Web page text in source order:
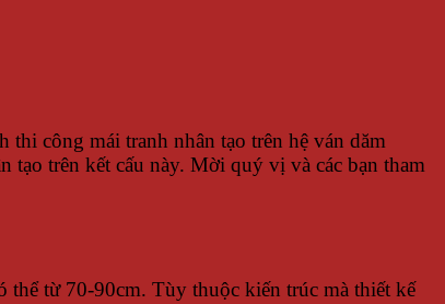
công mái tranh nhân tạo trên hệ ván dăm
trên kết cấu này. Mời quý vị và các bạn tham
thể từ 70-90cm. Tùy thuộc kiến trúc mà thiết kế